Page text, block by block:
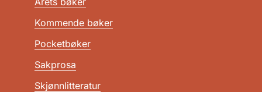
Kommende bøker
Pocketbøker
Sakprosa
Skjønnlitteratur